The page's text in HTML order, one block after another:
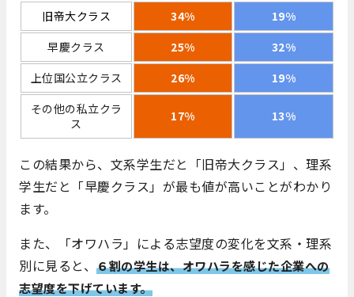
旧帝大クラス 34%
19%
早慶クラス
25%
32%
上位国公立クラス
26%
19%
その他の私立クラ
ス
17% 13%
この結果から、文系学生だと「旧帝大クラス」、理系
学生だと「早慶クラス」が最も値が高いことがわかり
ます。
また、「オワハラ」による志望度の変化を文系・理系
別に見ると、 ６割の学生は、オワハラを感じた企業への
志望度を下げています。